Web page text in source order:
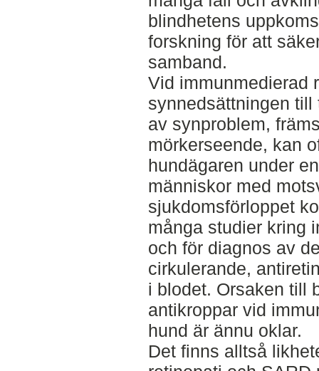
blindhetens
forskning för att
samband.
Vid immunmedierad
synnedsättningen
av synproblem,
mörkerseende, kan
hundägaren under
människor med
sjukdomsförloppet
många studier kring
och för diagnos av
cirkulerande,
i blodet. Orsaken till
antikroppar vid
hund är ännu oklar.
Det finns alltså